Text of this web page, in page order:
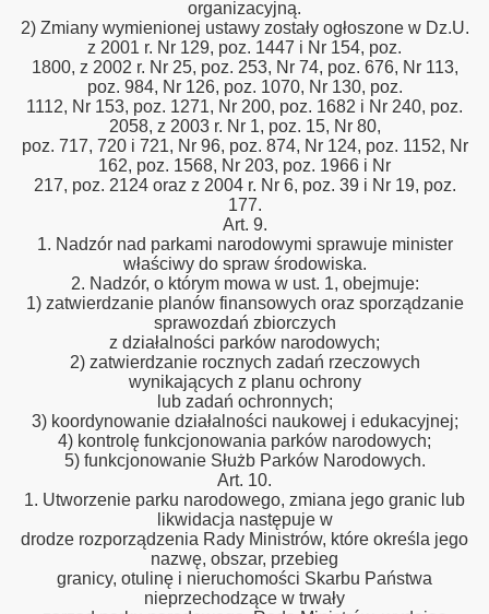
organizacyjną.
2) Zmiany wymienionej ustawy zostały ogłoszone w Dz.U.
z 2001 r. Nr 129, poz. 1447 i Nr 154, poz.
1800, z 2002 r. Nr 25, poz. 253, Nr 74, poz. 676, Nr 113,
poz. 984, Nr 126, poz. 1070, Nr 130, poz.
1112, Nr 153, poz. 1271, Nr 200, poz. 1682 i Nr 240, poz.
2058, z 2003 r. Nr 1, poz. 15, Nr 80,
poz. 717, 720 i 721, Nr 96, poz. 874, Nr 124, poz. 1152, Nr
162, poz. 1568, Nr 203, poz. 1966 i Nr
217, poz. 2124 oraz z 2004 r. Nr 6, poz. 39 i Nr 19, poz.
177.
Art. 9.
1. Nadzór nad parkami narodowymi sprawuje minister
właściwy do spraw środowiska.
2. Nadzór, o którym mowa w ust. 1, obejmuje:
1) zatwierdzanie planów finansowych oraz sporządzanie
sprawozdań zbiorczych
z działalności parków narodowych;
2) zatwierdzanie rocznych zadań rzeczowych
wynikających z planu ochrony
lub zadań ochronnych;
3) koordynowanie działalności naukowej i edukacyjnej;
4) kontrolę funkcjonowania parków narodowych;
5) funkcjonowanie Służb Parków Narodowych.
Art. 10.
1. Utworzenie parku narodowego, zmiana jego granic lub
likwidacja następuje w
drodze rozporządzenia Rady Ministrów, które określa jego
nazwę, obszar, przebieg
granicy, otulinę i nieruchomości Skarbu Państwa
nieprzechodzące w trwały